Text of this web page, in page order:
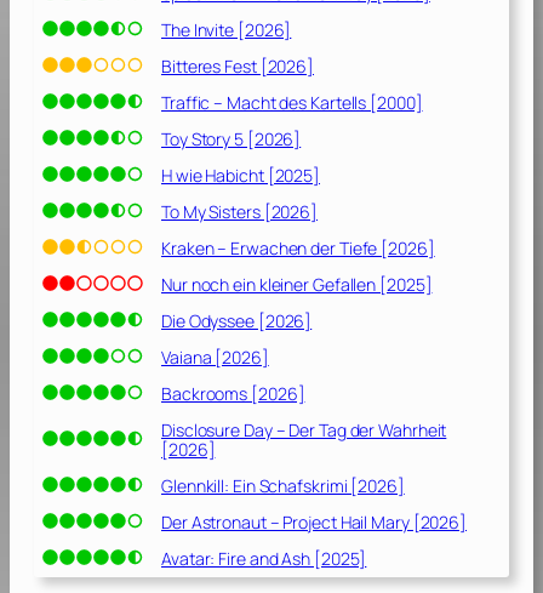
1
3
]
The Invite [2026]
Bitteres Fest [2026]
Traffic – Macht des Kartells [2000]
Toy Story 5 [2026]
H wie Habicht [2025]
To My Sisters [2026]
Kraken – Erwachen der Tiefe [2026]
Nur noch ein kleiner Gefallen [2025]
Die Odyssee [2026]
Vaiana [2026]
Backrooms [2026]
Disclosure Day – Der Tag der Wahrheit
[2026]
Glennkill: Ein Schafskrimi [2026]
Der Astronaut – Project Hail Mary [2026]
Avatar: Fire and Ash [2025]